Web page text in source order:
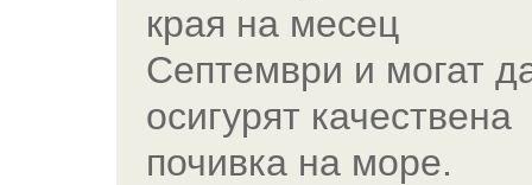
края на месец
Септември и могат
осигурят качествена
почивка на море.